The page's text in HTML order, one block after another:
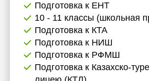
Подготовка к ЕНТ
10 - 11 классы (школьная
Подготовка к КТА
Подготовка к НИШ
Подготовка к РФМШ
Подготовка к Казахско-
18:00
19:00 17:30